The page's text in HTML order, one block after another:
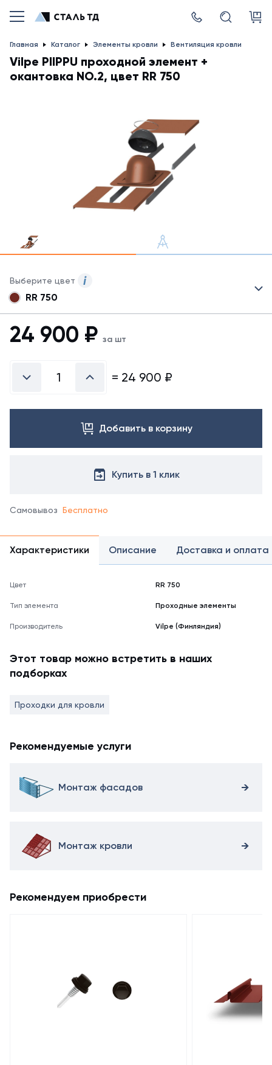
Главная Каталог Элементы кровли Вентиляция кровли
Vilpe PIIPPU проходной элемент +
окантовка NO.2, цвет RR 750
Выберите цвет
данного
товара
могут
цвета.
Для
заказа
другого
обратитесь
RR 750
24 900 ₽ за шт
= 24 900 ₽
Добавить в корзину
Купить в 1 клик
Самовывоз Бесплатно
Характеристики Описание Доставка и оплата
Цвет RR 750
Тип элемента Проходные элементы
Производитель Vilpe (Финляндия)
Этот товар можно встретить в наших
подборках
Проходки для кровли
Рекомендуемые услуги
Монтаж фасадов
Монтаж кровли
Рекомендуем приобрести